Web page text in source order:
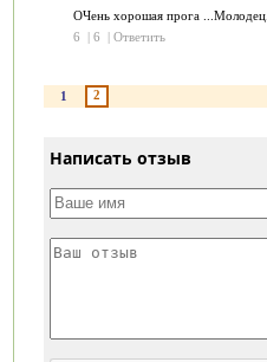
ОЧень хорошая прога ...Молодец.
6
| 6 | Ответить
1 2
Написать отзыв